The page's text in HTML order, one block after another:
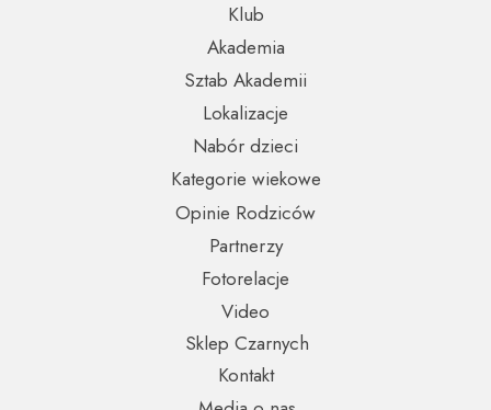
Partnerzy
Opinie Rodziców
Nabór dzieci
Sklep Czarnych
Video
Fotorelacje
Kontakt
Kategorie wiekowe
Lokalizacje
Sztab Akademii
Akademia
Klub